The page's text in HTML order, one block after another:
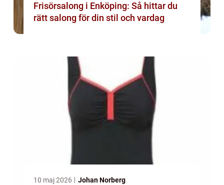
Frisörsalong i Enköping: Så hittar du
rätt salong för din stil och vardag
10 maj 2026 Johan Norberg